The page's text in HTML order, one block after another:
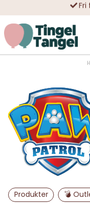
Trygga
10
Produkter 💣